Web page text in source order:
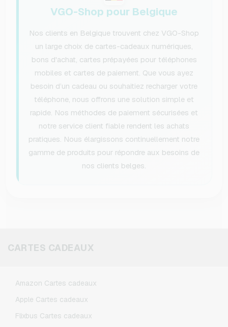
VGO-Shop pour Belgique
Nos clients en Belgique trouvent chez VGO-Shop
un large choix de cartes-cadeaux numériques,
bons d'achat, cartes prépayées pour téléphones
mobiles et cartes de paiement. Que vous ayez
besoin d’un cadeau ou souhaitiez recharger votre
téléphone, nous offrons une solution simple et
rapide. Nos méthodes de paiement sécurisées et
notre service client fiable rendent les achats
pratiques. Nous élargissons continuellement notre
gamme de produits pour répondre aux besoins de
nos clients belges.
CARTES CADEAUX
Amazon Cartes cadeaux
Apple Cartes cadeaux
Flixbus Cartes cadeaux